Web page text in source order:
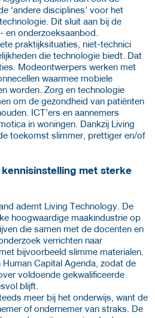
‘andere disciplines’ voor het
Dit sluit aan bij de
en onderzoeksaanbod.
praktijksituaties, niet-technici
die technologie biedt. Dat
Modeontwerpers werken met
waarmee mobiele
worden. Zorg en technologie
om de gezondheid van patiënten
ICT’ers en aannemers
in woningen. Dankzij Living
toekomst slimmer, prettiger en/of
met sterke
ademt Living Technology. De
hoogwaardige maakindustrie op
die samen met de docenten en
verrichten naar
bijvoorbeeld slimme materialen.
Human Capital Agenda, zodat de
voldoende gekwalificeerde
blijft.
meer bij het onderwijs, want de
of ondernemer van straks. De